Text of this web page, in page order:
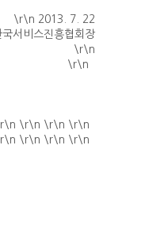
\r\n 2013. 7. 22
서비스진흥협회장
\r\n
\r\n
\r\n \r\n \r\n
\r\n \r\n \r\n